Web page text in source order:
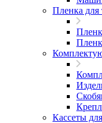
Пленка для
Кассеты